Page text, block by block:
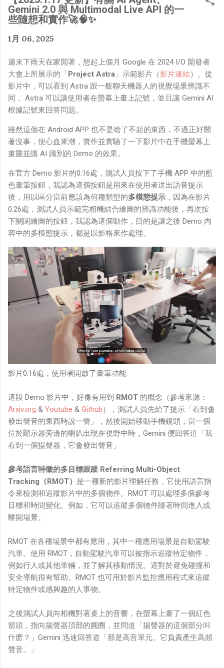
們還在研究那個眼鏡時，常聽到像是：『 他們不知道用了
什麼黑科技 』，這類沒有建設性、不應該從 RD 嘴裡說出
來的話，而我也是不以為然。坦白講，以前每次只要聽到某
SW嘴砲經理（暫且以H君稱之），沒事就把『 黑科技 』
同樣身為RD，我只覺得 Shame on you！（打嘴炮、作
秀搶風頭、噁心帶風向、搞政治操作、把別人做事的成果搶
去幫自己抬轎、有鍋直接推給下屬扛、散佈同事私生活謠
言，還有職場霸凌，這些你他媽都頂級專業戶，除此之外沒
啥洨用了！） 一件理論上可以做到的事情，外行人的認知
被信息差，不懂加上沒實作能力去驗證，就什麼都變成黑科
技了（多黑？比巴西黑鮑魚還黑嗎？）。反重力技術說不定
也非啥黑科技，只是政府不讓你普通老百姓了解罷了。
Ray-ban Meta 的黑科技，講白了就是人家拉個百人團隊
在搞那支眼鏡，然後把軟體技能和硬體規格點滿，再加上極
致優化後的成果罷了！ 當時知道 Ray-Ban Meta 的智慧眼
鏡有塞入一個強大的 WiFi 6 晶片在裡面，一開始我猜測會
不會有可能是透過 WiFi P2P 或 WiFi SoftAP 的方式去做
串流（確實 Meta 的智能眼鏡，在同步媒體時，會強制要
求開啟手機的 WiFi 開關，所以媒體同步應該是靠 WiFi 通
來做 POC，確實傳輸效率非常快，幾百 MB 的大檔幾乎秒
級傳完，從眼鏡端將媒體串流到手機端更是不用說的順暢，
而且當時我們的媒體串流還是以未經編碼的方式傳透過
Socket 直接傳輸的（這表示傳輸時所需的頻寬會更大，功
耗據說也較大）。 後來因為 ...
Gemini 2.0 與 Multimodal Live API 的一
些隨想和實作🚀🧠✨
1月 06, 2025
週末下雨天在家閒著，想起上個月 Google 在 2024 I/O 開發者
大會上所展示的「Project Astra 」示範影片（影片連結）。從
影片中，可以看到 Astra 跟一般聊天機器人的視覺場景辨識不
同， Astra 可以讓使用者在螢幕上畫上記號，並且讓 Gemini AI
根據記號來回答問題。
雖然這個在 Android APP 也不是啥了不起的東西，不過正好閒
著沒事，便心血來潮，實作並實驗了一下影片中在手機螢幕上
畫圖並讓 AI 識別的 Demo 的效果。
在官方 Demo 影片的0:16處，測試人員按下了手機 APP 中的藍
色畫筆按鈕，我認為這個按鈕是用來在使用者送出語音提示
後，用以區分當前應該為何種類型的多模態提示 ，因為在影片
0:26處，測試人員示範完相機結合繪圖的辨識功能後，再次按
下關閉繪圖的按鈕，我認為這個動作，目的是讓之後 Demo 內
容中的多模態提示，都是以影格來作處理。
影片0:16處，使用者開啟了畫筆功能
這段 Demo 影片中，好像有用到 RMOT 的概念（參考來源：
Arxiv.org & Youtube & Github），測試人員先給了提示「看到會
發出聲音的東西時說一聲」，然後開始移動手機鏡頭，當一個
位於顯示器旁邊的喇叭出現在視野中時，Gemini 便回答道「我
看到一個揚聲器，它會發出聲音」
參考語言特徵的多目標跟蹤 Referring Multi-Object
Tracking（RMOT） 是一種新的影片理解任務，它使用語言指
令來檢測和追蹤影片中的多個物件。RMOT 可以處理多個參考
目標和時間變化。例如，它可以追蹤多個物件隨著時間進入或
離開場景。
RMOT 在各種場景中都有應用，其中一種應用場景是自動駕駛
汽車。使用 RMOT，自動駕駛汽車可以被指示追蹤特定物件，
例如行人或其他車輛，並了解其移動情況。這對於避免碰撞和
安全導航很有幫助。RMOT 也可用於影片監控應用程式來追蹤
特定物件或感興趣的人事物。
之後測試人員向相機對著桌上的音響，在螢幕上畫了一個紅色
箭頭，指向揚聲器頂部的圓圈，並問道「揚聲器的這個部分叫
什麽？」Gemini 迅速回答道「那是高音單元。它負責產生高頻
聲音。」